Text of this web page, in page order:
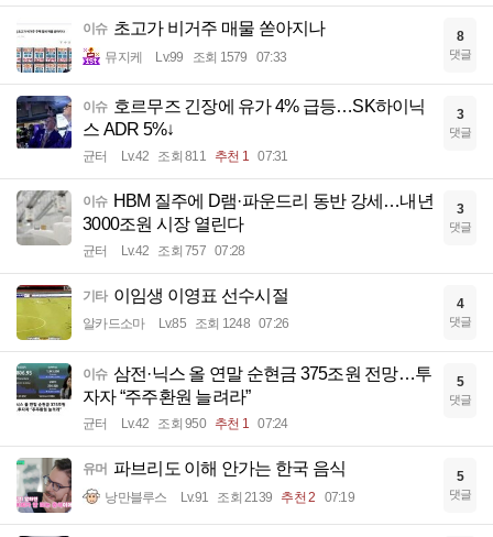
이슈 초고가 비거주 매물 쏟아지나
뮤지케 Lv.99 조회 1579 07:33
8
댓글
이슈 호르무즈 긴장에 유가 4% 급등…SK하이닉
스 ADR 5%↓
균터 Lv.42 조회 811 추천 1 07:31
3
댓글
이슈 HBM 질주에 D램·파운드리 동반 강세…내년
3000조원 시장 열린다
균터 Lv.42 조회 757 07:28
3
댓글
기타 이임생 이영표 선수시절
알카드소마 Lv.85 조회 1248 07:26
4
댓글
이슈 삼전·닉스 올 연말 순현금 375조원 전망…투
자자 “주주환원 늘려라”
균터 Lv.42 조회 950 추천 1 07:24
5
댓글
유머 파브리도 이해 안가는 한국 음식
낭만블루스 Lv.91 조회 2139 추천 2 07:19
5
댓글